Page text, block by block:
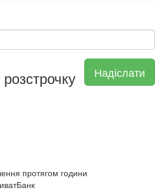
Надіслати
протягом години